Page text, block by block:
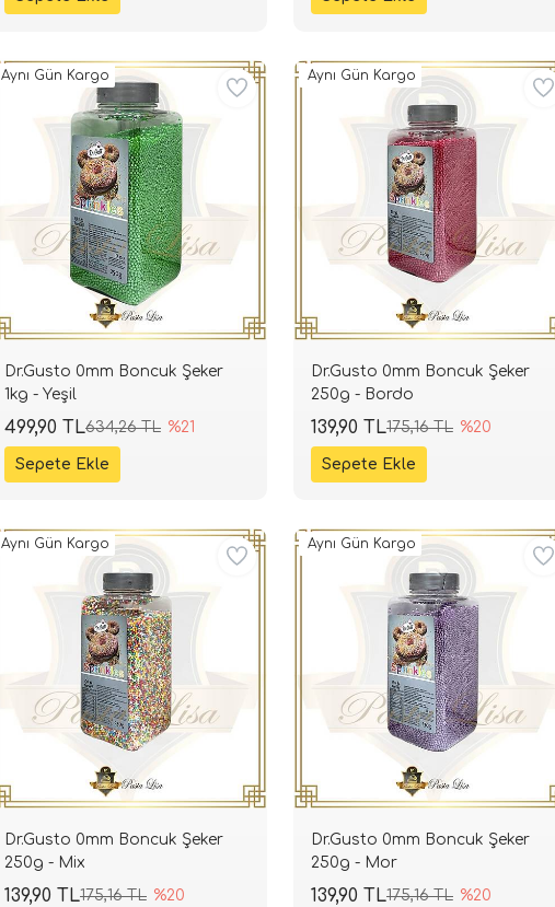
Dr.Gusto 0mm Boncuk Şeker
1kg - Yeşil
634,26 TL %21
499,90 TL
Aynı Gün Kargo
Dr.Gusto 0mm Boncuk Şeker
250g - Bordo
175,16 TL %20
139,90 TL
Aynı Gün Kargo
Dr.Gusto 0mm Boncuk Şeker
250g - Mix
175,16 TL %20
139,90 TL
Aynı Gün Kargo
Dr.Gusto 0mm Boncuk Şeker
250g - Mor
175,16 TL %20
139,90 TL
Aynı Gün Kargo